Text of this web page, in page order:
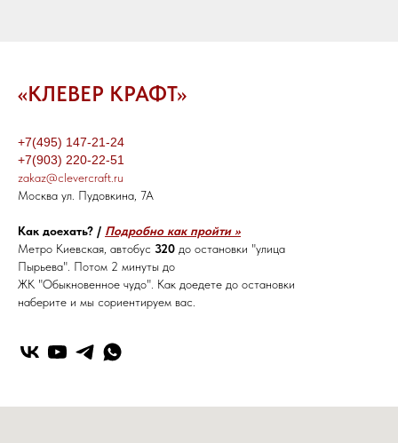
«КЛЕВЕР КРАФТ»
+7(495) 147-21-24
+7(903) 220-22-51
zakaz@clevercraft.ru
Москва ул. Пудовкина, 7А
Как доехать? / Подробно как пройти >>
Метро Киевская, автобус 320 до остановки "улица
Пырьева". Потом 2 минуты до
ЖК "Обыкновенное чудо". Как доедете до остановки
наберите и мы сориентируем вас.